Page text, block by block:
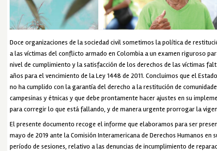
Doce organizaciones de la sociedad civil sometimos la política de
a las víctimas del conflicto armado en Colombia a un examen riguroso
nivel de cumplimiento y la satisfacción de los derechos de las víctimas
años para el vencimiento de la Ley 1448 de 2011. Concluimos que el
no ha cumplido con la garantía del derecho a la restitución de
campesinas y étnicas y que debe prontamente hacer ajustes en su
para corregir lo que está fallando, y de manera urgente prorrogar la
El presente documento recoge el informe que elaboramos para ser
mayo de 2019 ante la Comisión Interamericana de Derechos Humanos en
período de sesiones, relativo a las denuncias de incumplimiento de